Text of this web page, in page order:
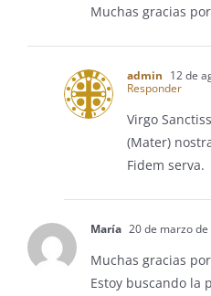
Muchas gracias
admin 12 de
Responder
Virgo
(Mater)
Fidem serva.
María 20 de marzo
Muchas gracias
Estoy buscando la